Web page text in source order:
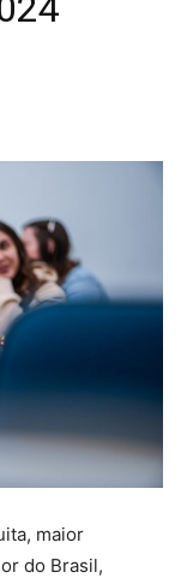
maior
do Brasil,